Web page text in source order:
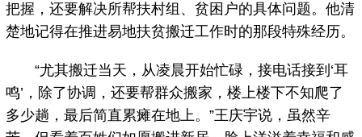
把握，还要解决所帮扶村组、贫困户的具体问题。他清
楚地记得在推进易地扶贫搬迁工作时的那段特殊经历。
“尤其搬迁当天，从凌晨开始忙碌，接电话接到‘耳
鸣’，除了协调，还要帮群众搬家，楼上楼下不知爬了
多少趟，最后简直累瘫在地上。”王庆宇说，虽然辛